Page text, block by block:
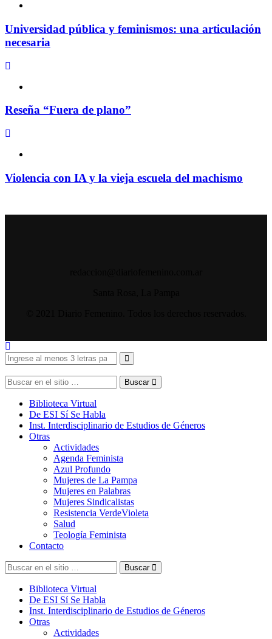
Universidad pública y feminismos: una articulación
necesaria
Reseña “Fuera de plano”
Violencia con IA y la vieja escuela del machismo
Buscar
Biblioteca Virtual
De ESI Sí Se Habla
Inst. Interdisciplinario de Estudios de Géneros
Otras
Actividades
Agenda Feminista
Azul Profundo
Mujeres de La Pampa
Mujeres en Palabras
Mujeres Sindicalistas
Resistencia VerdeVioleta
Salud
Teología Feminista
Contacto
Buscar
Biblioteca Virtual
De ESI Sí Se Habla
Inst. Interdisciplinario de Estudios de Géneros
Otras
Actividades